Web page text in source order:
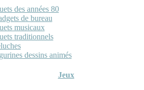
des années 80
de bureau
musicaux
traditionnels
dessins animés
Jeux